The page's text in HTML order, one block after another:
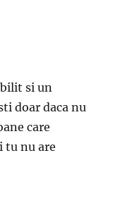
si un
doar daca nu
care
tu nu are